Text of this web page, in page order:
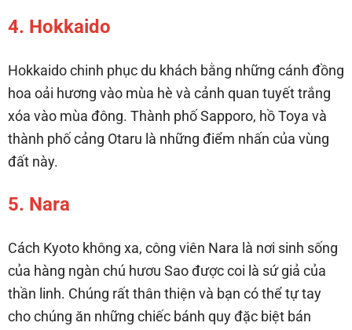
4. Hokkaido
Hokkaido chinh phục du khách bằng những cánh đồng
hoa oải hương vào mùa hè và cảnh quan tuyết trắng
xóa vào mùa đông. Thành phố Sapporo, hồ Toya và
thành phố cảng Otaru là những điểm nhấn của vùng
đất này.
5. Nara
Cách Kyoto không xa, công viên Nara là nơi sinh sống
của hàng ngàn chú hươu Sao được coi là sứ giả của
thần linh. Chúng rất thân thiện và bạn có thể tự tay
cho chúng ăn những chiếc bánh quy đặc biệt bán